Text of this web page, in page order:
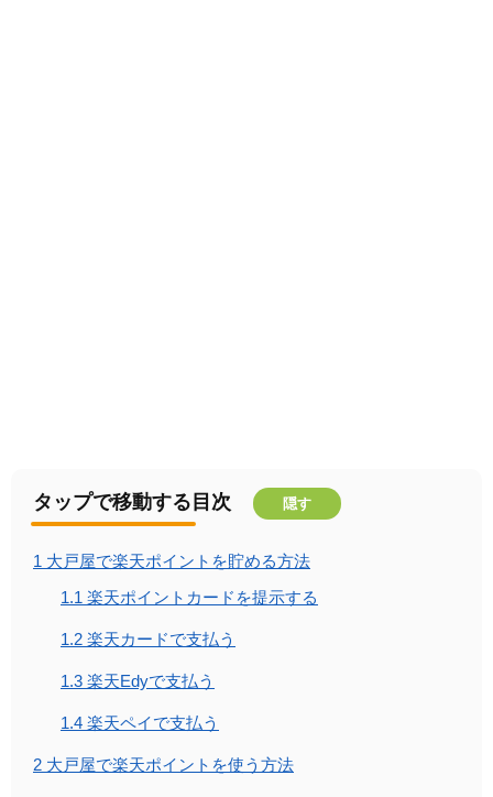
タップで移動する目次 隠す
1 大戸屋で楽天ポイントを貯める方法
1.1 楽天ポイントカードを提示する
1.2 楽天カードで支払う
1.3 楽天Edyで支払う
1.4 楽天ペイで支払う
2 大戸屋で楽天ポイントを使う方法